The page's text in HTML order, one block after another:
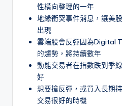
性橫向整理的一年
地緣衝突事件消息，讓美
出現
雲端股會反彈因為Digital
的趨勢，將持續數年
動能交易者在指數跌到季
好
想要搶反彈，或買入長期
交易很好的時機